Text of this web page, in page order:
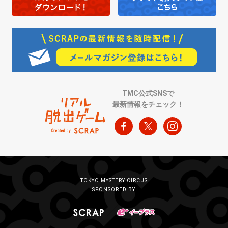
TMC公式SNSで
最新情報をチェック！
TOKYO MYSTERY CIRCUS
SPONSORED BY